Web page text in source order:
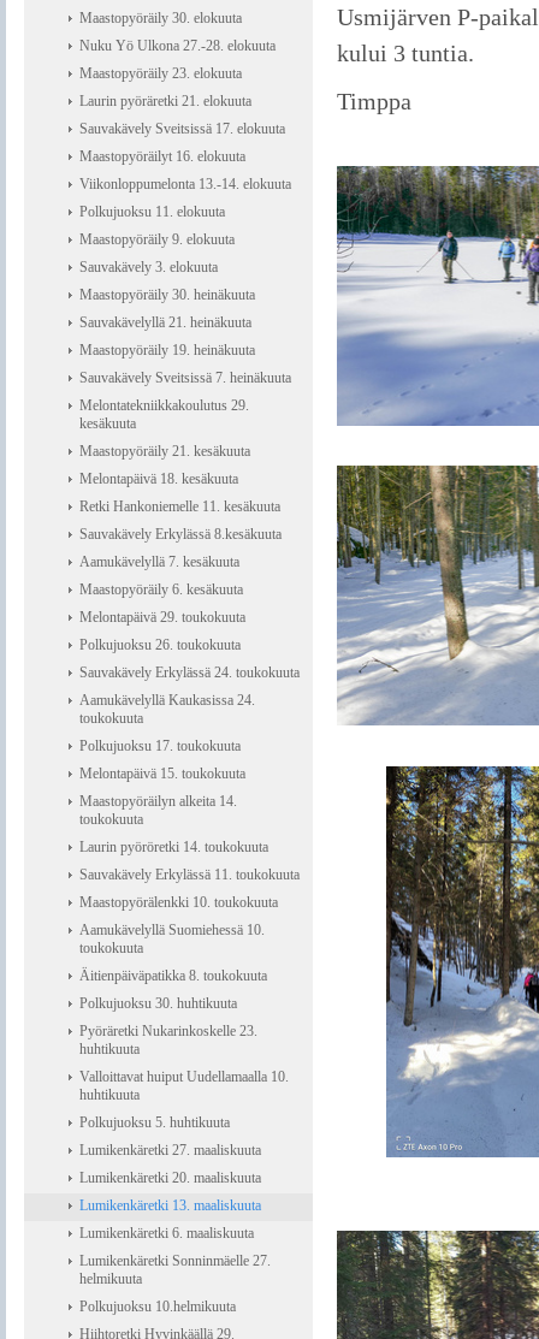
Usmijärven P-
kului 3 tuntia.
Timppa
Maastopyöräily 30. elokuuta
Nuku Yö Ulkona 27.-28. elokuuta
Maastopyöräily 23. elokuuta
Laurin pyöräretki 21. elokuuta
Sauvakävely Sveitsissä 17. elokuuta
Maastopyöräilyt 16. elokuuta
Viikonloppumelonta 13.-14. elokuuta
Polkujuoksu 11. elokuuta
Maastopyöräily 9. elokuuta
Sauvakävely 3. elokuuta
Maastopyöräily 30. heinäkuuta
Sauvakävelyllä 21. heinäkuuta
Maastopyöräily 19. heinäkuuta
Sauvakävely Sveitsissä 7. heinäkuuta
Melontatekniikkakoulutus 29.
kesäkuuta
Maastopyöräily 21. kesäkuuta
Melontapäivä 18. kesäkuuta
Retki Hankoniemelle 11. kesäkuuta
Sauvakävely Erkylässä 8.kesäkuuta
Aamukävelyllä 7. kesäkuuta
Maastopyöräily 6. kesäkuuta
Melontapäivä 29. toukokuuta
Polkujuoksu 26. toukokuuta
Sauvakävely Erkylässä 24. toukokuuta
Aamukävelyllä Kaukasissa 24.
toukokuuta
Polkujuoksu 17. toukokuuta
Melontapäivä 15. toukokuuta
Maastopyöräilyn alkeita 14.
toukokuuta
Laurin pyöröretki 14. toukokuuta
Sauvakävely Erkylässä 11. toukokuuta
Maastopyörälenkki 10. toukokuuta
Aamukävelyllä Suomiehessä 10.
toukokuuta
Äitienpäiväpatikka 8. toukokuuta
Polkujuoksu 30. huhtikuuta
Pyöräretki Nukarinkoskelle 23.
huhtikuuta
Valloittavat huiput Uudellamaalla 10.
huhtikuuta
Polkujuoksu 5. huhtikuuta
Lumikenkäretki 27. maaliskuuta
Lumikenkäretki 20. maaliskuuta
Lumikenkäretki 13. maaliskuuta
Lumikenkäretki 6. maaliskuuta
Lumikenkäretki Sonninmäelle 27.
helmikuuta
Polkujuoksu 10.helmikuuta
Hiihtoretki Hyvinkäällä 29.